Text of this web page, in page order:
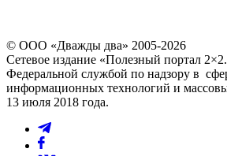
© ООО «Дважды два» 2005-2026
Сетевое издание «Полезный портал
Федеральной службой по надзору в
информационных технологий и
13 июля 2018 года.